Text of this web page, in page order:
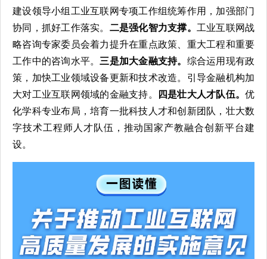
建设领导小组工业互联网专项工作组统筹作用，加强部门
协同，抓好工作落实。 二是强化智力支撑。 工业互联网战
略咨询专家委员会着力提升在重点政策、重大工程和重要
工作中的咨询水平。 三是加大金融支持。 综合运用现有政
策，加快工业领域设备更新和技术改造。引导金融机构加
大对工业互联网领域的金融支持。
四是壮大人才队伍。 优
化学科专业布局，培育一批科技人才和创新团队，壮大数
字技术工程师人才队伍，推动国家产教融合创新平台建
设。